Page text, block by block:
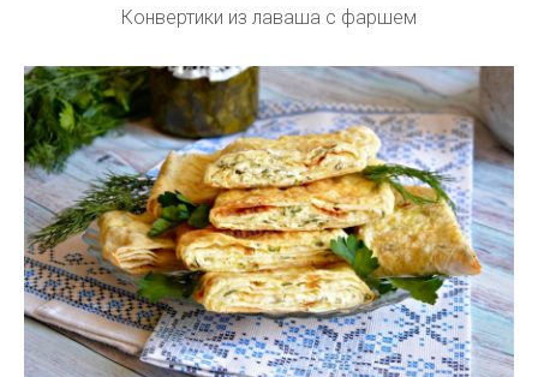
Конвертики из лаваша с фаршем